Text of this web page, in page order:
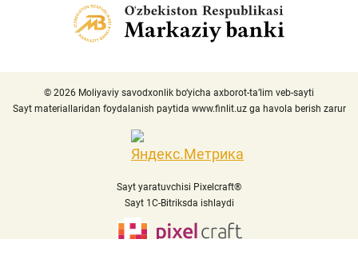
© 2026 Moliyaviy savodxonlik bo‘yicha axborot-ta’lim veb-sayti
Sayt materiallaridan foydalanish paytida www.finlit.uzga havola berish zarur
Sayt yaratuvchisi Pixelcraft®
Sayt 1C-Bitriksda ishlaydi